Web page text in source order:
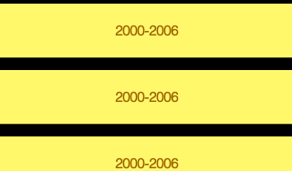
2000-2006
2000-2006
2000-2006